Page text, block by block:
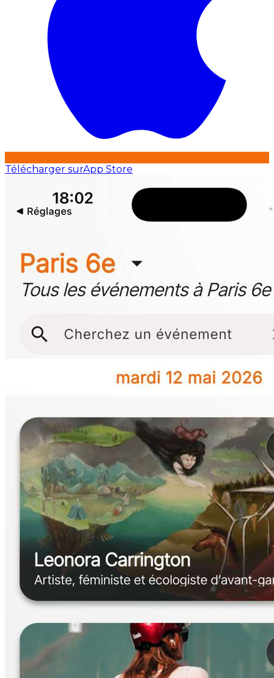
Télécharger surApp Store